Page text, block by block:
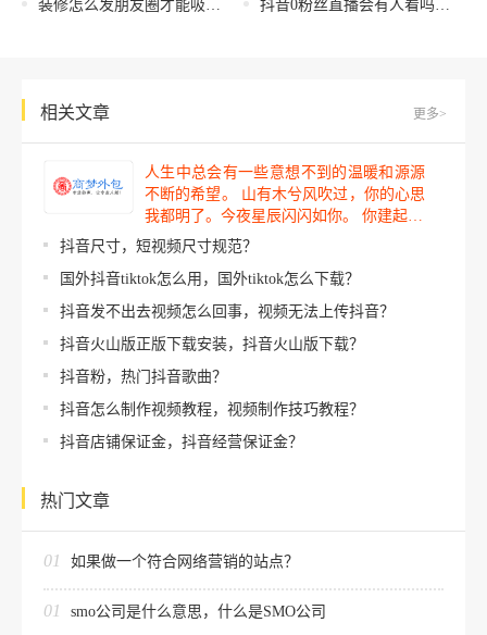
装修怎么发朋友圈才能吸引客户，装修怎么发朋友圈才能吸引客户说说？ 抖音0粉丝直播会有人看吗，粉丝直播观众？
相关文章 更多>
人生中总会有一些意想不到的温暖和源源
不断的希望。 山有木兮风吹过，你的心思
我都明了。今夜星辰闪闪如你。 你建起…
抖音尺寸，短视频尺寸规范？
国外抖音tiktok怎么用，国外tiktok怎么下载？
抖音发不出去视频怎么回事，视频无法上传抖音？
抖音火山版正版下载安装，抖音火山版下载？
抖音粉，热门抖音歌曲？
抖音怎么制作视频教程，视频制作技巧教程？
抖音店铺保证金，抖音经营保证金？
热门文章
01 如果做一个符合网络营销的站点？
01 smo公司是什么意思，什么是SMO公司